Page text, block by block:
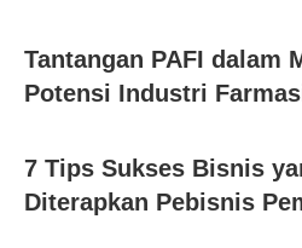
Tantangan PAFI dalam
Potensi Industri
7 Tips Sukses Bisnis
Diterapkan Pebisnis